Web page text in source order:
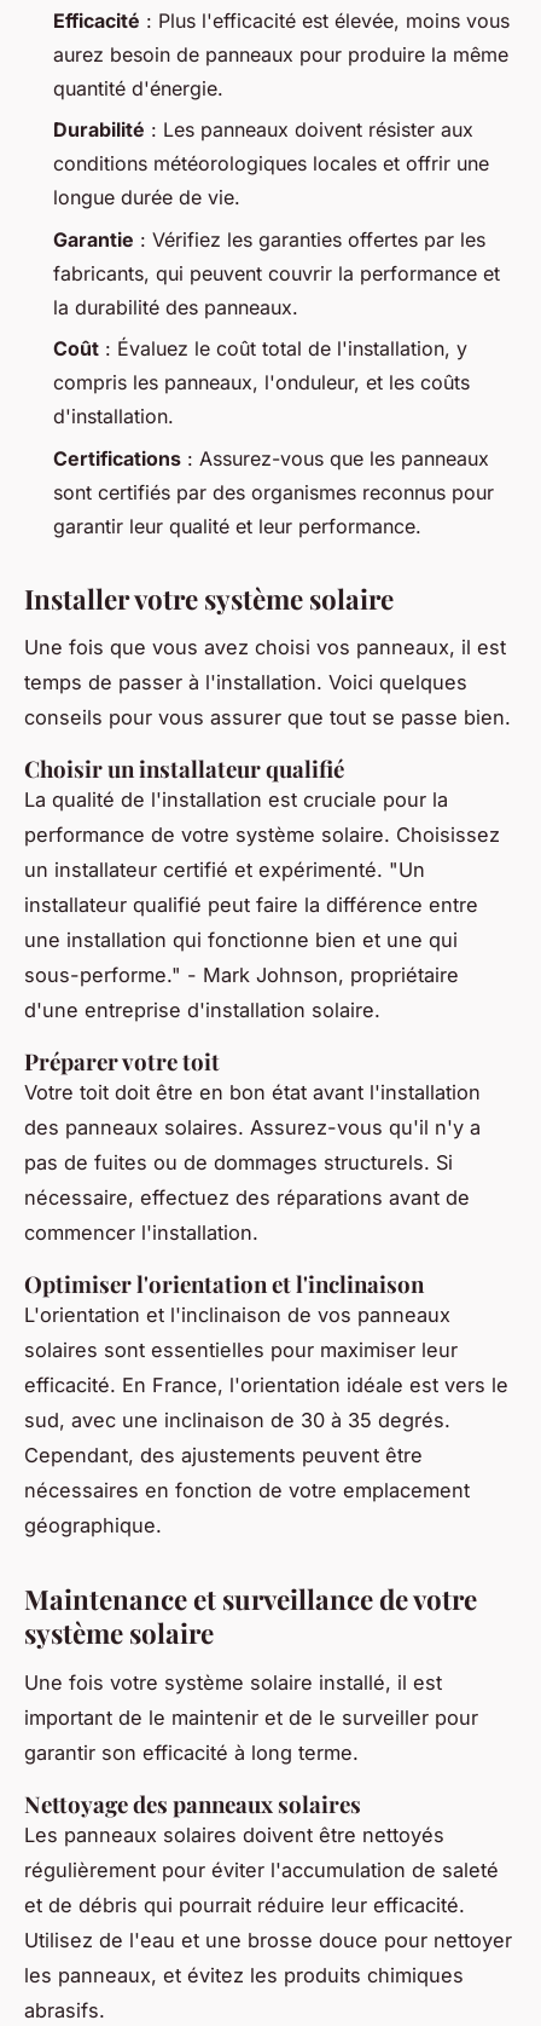
Efficacité : Plus l'efficacité est élevée, moins vous
aurez besoin de panneaux pour produire la même
quantité d'énergie.
Durabilité : Les panneaux doivent résister aux
conditions météorologiques locales et offrir une
longue durée de vie.
Garantie : Vérifiez les garanties offertes par les
fabricants, qui peuvent couvrir la performance et
la durabilité des panneaux.
Coût : Évaluez le coût total de l'installation, y
compris les panneaux, l'onduleur, et les coûts
d'installation.
Certifications : Assurez-vous que les panneaux
sont certifiés par des organismes reconnus pour
garantir leur qualité et leur performance.
Installer votre système solaire
Une fois que vous avez choisi vos panneaux, il est
temps de passer à l'installation. Voici quelques
conseils pour vous assurer que tout se passe bien.
Choisir un installateur qualifié
La qualité de l'installation est cruciale pour la
performance de votre système solaire. Choisissez
un installateur certifié et expérimenté. "Un
installateur qualifié peut faire la différence entre
une installation qui fonctionne bien et une qui
sous-performe." - Mark Johnson, propriétaire
d'une entreprise d'installation solaire.
Préparer votre toit
Votre toit doit être en bon état avant l'installation
des panneaux solaires. Assurez-vous qu'il n'y a
pas de fuites ou de dommages structurels. Si
nécessaire, effectuez des réparations avant de
commencer l'installation.
Optimiser l'orientation et l'inclinaison
L'orientation et l'inclinaison de vos panneaux
solaires sont essentielles pour maximiser leur
efficacité. En France, l'orientation idéale est vers le
sud, avec une inclinaison de 30 à 35 degrés.
Cependant, des ajustements peuvent être
nécessaires en fonction de votre emplacement
géographique.
Maintenance et surveillance de votre
système solaire
Une fois votre système solaire installé, il est
important de le maintenir et de le surveiller pour
garantir son efficacité à long terme.
Nettoyage des panneaux solaires
Les panneaux solaires doivent être nettoyés
régulièrement pour éviter l'accumulation de saleté
et de débris qui pourrait réduire leur efficacité.
Utilisez de l'eau et une brosse douce pour nettoyer
les panneaux, et évitez les produits chimiques
abrasifs.